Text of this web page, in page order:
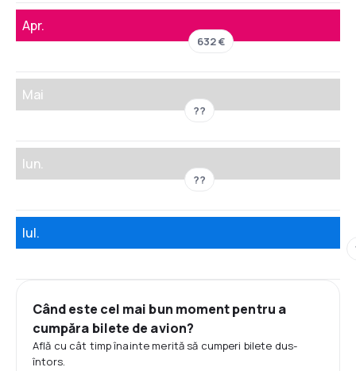
Apr.
632 €
Mai
??
Iun.
??
Iul.
Când este cel mai bun moment pentru a
cumpăra bilete de avion?
Află cu cât timp înainte merită să cumperi bilete dus-
întors.